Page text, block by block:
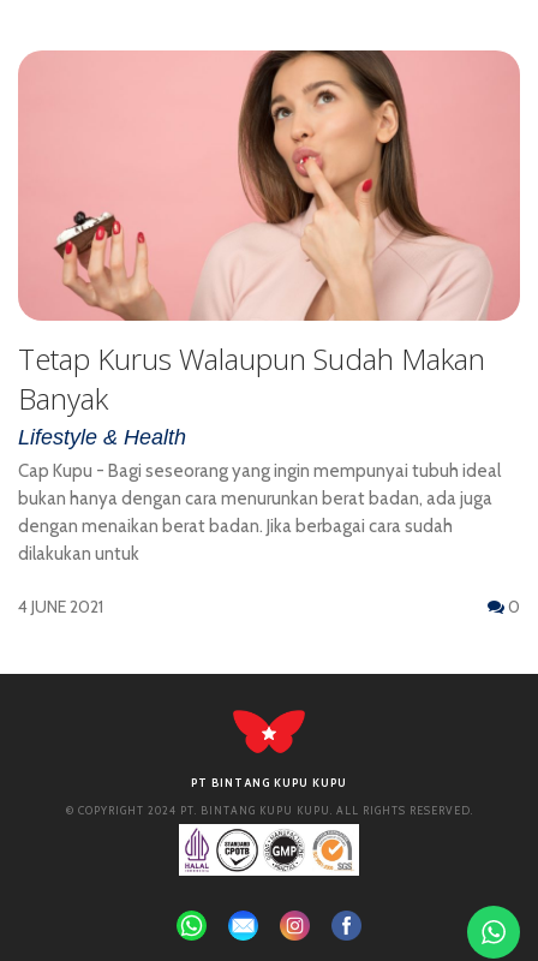
Tetap Kurus Walaupun Sudah Makan
Banyak
Lifestyle & Health
Cap Kupu - Bagi seseorang yang ingin mempunyai tubuh ideal
bukan hanya dengan cara menurunkan berat badan, ada juga
dengan menaikan berat badan. Jika berbagai cara sudah
dilakukan untuk
4 JUNE 2021 0
PT BINTANG KUPU KUPU
© COPYRIGHT 2024 PT. BINTANG KUPU KUPU. ALL RIGHTS RESERVED.